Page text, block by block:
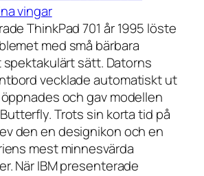
vingar
ThinkPad 701 år 1995 löste
med små bärbara
sätt. Datorns
vecklade automatiskt ut
och gav modellen
Trots sin korta tid på
den en designikon och en
mest minnesvärda
När IBM presenterade